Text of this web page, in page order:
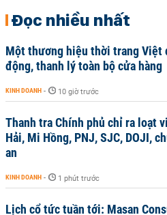
Đọc nhiều nhất
Một thương hiệu thời trang Việt
động, thanh lý toàn bộ cửa hàng
KINH DOANH - 10 giờ trước
Thanh tra Chính phủ chỉ ra loạt
Hải, Mi Hồng, PNJ, SJC, DOJI,
an
KINH DOANH - 1 phút trước
Lịch cổ tức tuần tới: Masan